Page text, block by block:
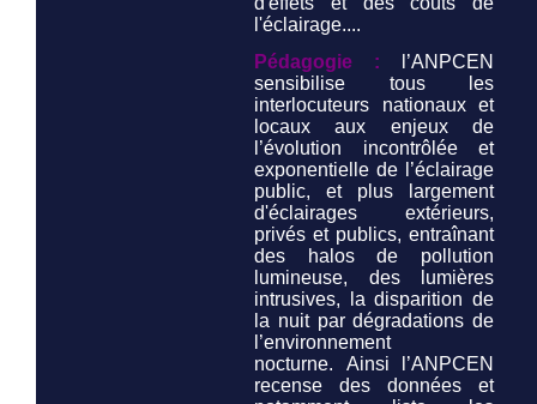
l'éclairage....
Pédagogie :
l’ANPCEN
sensibilise tous les
interlocuteurs nationaux et
locaux aux enjeux de
l’évolution incontrôlée et
exponentielle de l’éclairage
public, et plus largement
d'éclairages extérieurs,
privés et publics, entraînant
des halos de pollution
lumineuse, des lumières
intrusives, la disparition de
la nuit par dégradations de
l’environnement
nocturne. Ainsi l’ANPCEN
recense des données et